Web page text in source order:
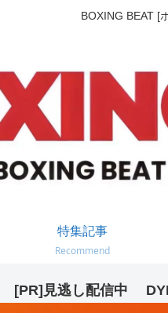
BOXING BEAT [
特集記事
Recommend
[PR]見逃し配信中